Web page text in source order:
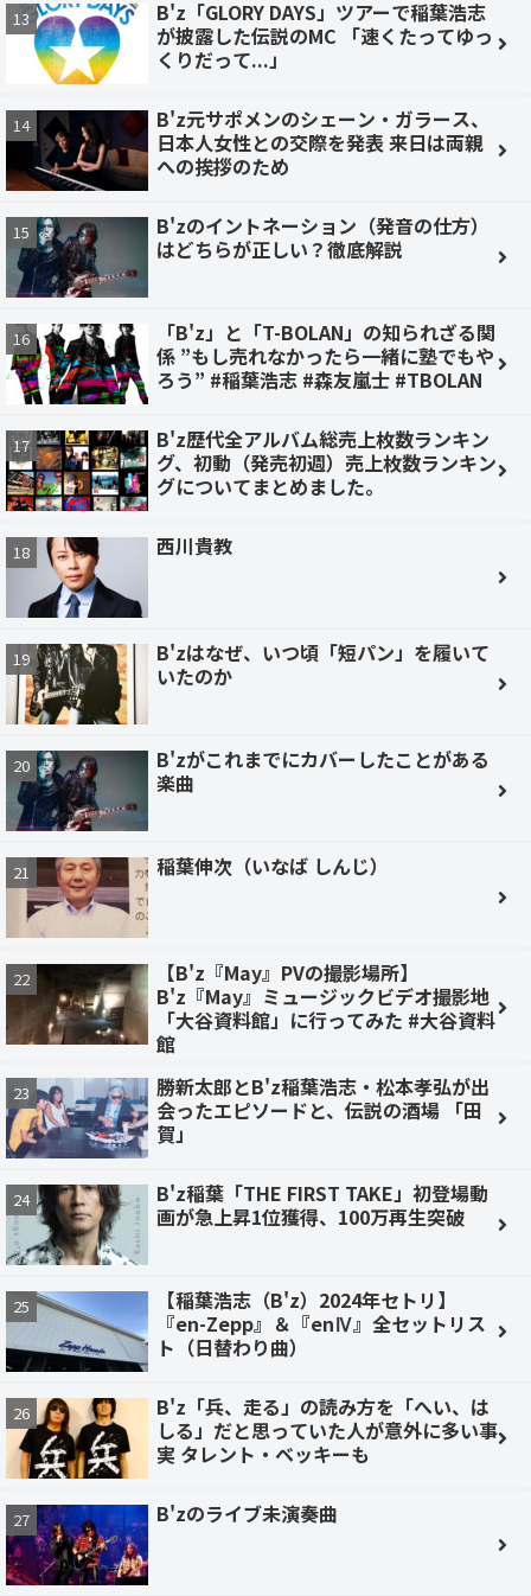
B'z「GLORY DAYS」ツアーで稲葉浩志
が披露した伝説のMC 「速くたってゆっ
くりだって...」
B'z元サポメンのシェーン・ガラース、
日本人女性との交際を発表 来日は両親
への挨拶のため
B'zのイントネーション（発音の仕方）
はどちらが正しい？徹底解説
「B'z」と「T-BOLAN」の知られざる関
係 ”もし売れなかったら一緒に塾でもや
ろう” #稲葉浩志 #森友嵐士 #TBOLAN
B'z歴代全アルバム総売上枚数ランキン
グ、初動（発売初週）売上枚数ランキン
グについてまとめました。
西川貴教
B'zはなぜ、いつ頃「短パン」を履いて
いたのか
B'zがこれまでにカバーしたことがある
楽曲
稲葉伸次（いなば しんじ）
【B'z『May』PVの撮影場所】
B'z『May』ミュージックビデオ撮影地
「大谷資料館」に行ってみた #大谷資料
館
勝新太郎とB'z稲葉浩志・松本孝弘が出
会ったエピソードと、伝説の酒場 「田
賀」
B'z稲葉「THE FIRST TAKE」初登場動
画が急上昇1位獲得、100万再生突破
【稲葉浩志（B'z）2024年セトリ】
『en-Zepp』＆『enⅣ』全セットリス
ト（日替わり曲）
B'z「兵、走る」の読み方を「へい、は
しる」だと思っていた人が意外に多い事
実 タレント・ベッキーも
B'zのライブ未演奏曲